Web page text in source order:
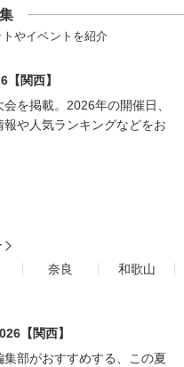
やイベントを紹介
【関西】
を掲載。2026年の開催日、
報や人気ランキングなどをお
奈良
和歌山
【関西】
集部がおすすめする、この夏